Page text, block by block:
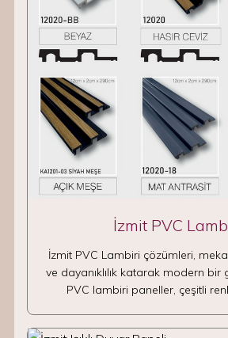
İzmit PVC
İzmit PVC Lambiri çözümleri,
ve dayanıklılık katarak modern bir
PVC lambiri paneller, çeşitli